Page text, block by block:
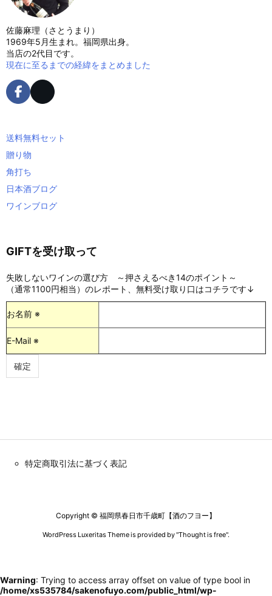
佐藤麻理（さとうまり）
1969年5月生まれ。福岡県出身。
当店の2代目です。
現在に至るまでの経緯をまとめました
送料無料セット
贈り物
角打ち
日本酒ブログ
ワインブログ
GIFTを受け取って
失敗しないワインの選び方 ～押さえるべき14のポイント～
（通常1100円相当）のレポート、無料受け取り口はコチラです↓
お名前 ※
E-Mail ※
特定商取引法に基づく表記
Copyright © 福岡県春日市千歳町【酒のフヨー】
WordPress Luxeritas Theme is provided by "Thought is free".
Warning: Trying to access array offset on value of type bool in
/home/xs535784/sakenofuyo.com/public_html/wp-